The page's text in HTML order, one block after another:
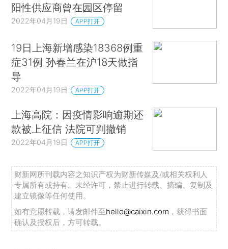
阳性供应商曾在园区停留
2022年04月19日 APP打开
19日上海新增感染18368例重
症31例 孙春兰在沪18天做指
导
2022年04月19日 APP打开
上海高院：因疫情影响逾期还
款被上征信 法院可判撤销
2022年04月19日 APP打开
财新网所刊载内容之知识产权为财新传媒及/或相关权利人
专属所有或持有。未经许可，禁止进行转载、摘编、复制及
建立镜像等任何使用。
如有意愿转载，请发邮件至hello@caixin.com ，获得书面
确认及授权后，方可转载。